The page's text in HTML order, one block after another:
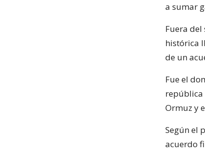
a sumar
Fuera
histórica
de un
Fue el
república
Ormuz y
Según el
acuerdo